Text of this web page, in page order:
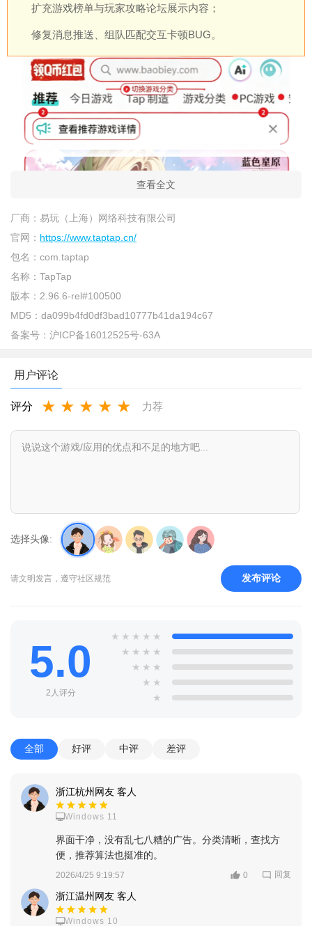
扩充游戏榜单与玩家攻略论坛展示内容；
修复消息推送、组队匹配交互卡顿BUG。
toptop如何退款
1、点击进入我的游戏，然后点击右上角图标
查看全文
厂商： 易玩（上海）网络科技有限公司
官网： https://www.taptap.cn/
包名： com.taptap
名称： TapTap
版本： 2.96.6-rel#100500
MD5： da099b4fd0df3bad10777b41da194c67
备案号： 沪ICP备16012525号-63A
用户评论
评分 ★ ★ ★ ★ ★ 力荐
选择头像:
请文明发言，遵守社区规范 发布评论
5.0
2人评分
★ ★ ★ ★ ★
★ ★ ★ ★
★ ★ ★
★ ★
★
全部 好评 中评 差评
浙江杭州网友 客人
Windows 11
界面干净，没有乱七八糟的广告。分类清晰，查找方
便，推荐算法也挺准的。
2026/4/25 9:19:57 0 回复
浙江温州网友 客人
Windows 10